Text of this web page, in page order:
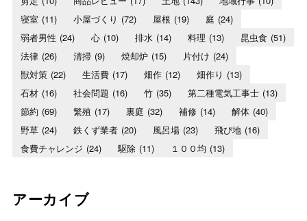
寝室 (11) 小屋づくり (72) 屋根 (19) 庭 (24)
弱者男性 (24) 心 (10) 排水 (14) 料理 (13) 昆虫食 (51)
法律 (26) 清掃 (9) 焼却炉 (15) 片付け (24)
獣対策 (22) 生活費 (17) 畑作 (12) 畑作り (13)
石材 (16) 社会問題 (16) 竹 (35) 第二種電気工事士 (13)
節約 (69) 繁殖 (17) 裏庭 (32) 補修 (14) 解体 (40)
野草 (24) 鉄くず業者 (20) 風呂場 (23) 飛び地 (16)
食費チャレンジ (24) 駆除 (11) １００均 (13)
アーカイブ